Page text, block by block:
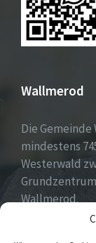
Wallmerod
Die Gemeinde
mindestens
Westerwald
Wallmerod.